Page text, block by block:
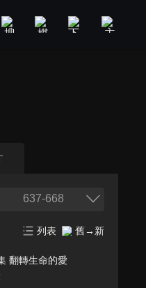
遊 新聞政論
637-668
列表 舊→新
翻轉生命的愛